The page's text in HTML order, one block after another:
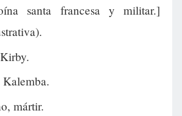
santa francesa y militar.]
mártir.